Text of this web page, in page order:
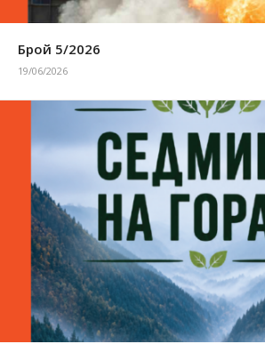
Брой 5/2026
19/06/2026